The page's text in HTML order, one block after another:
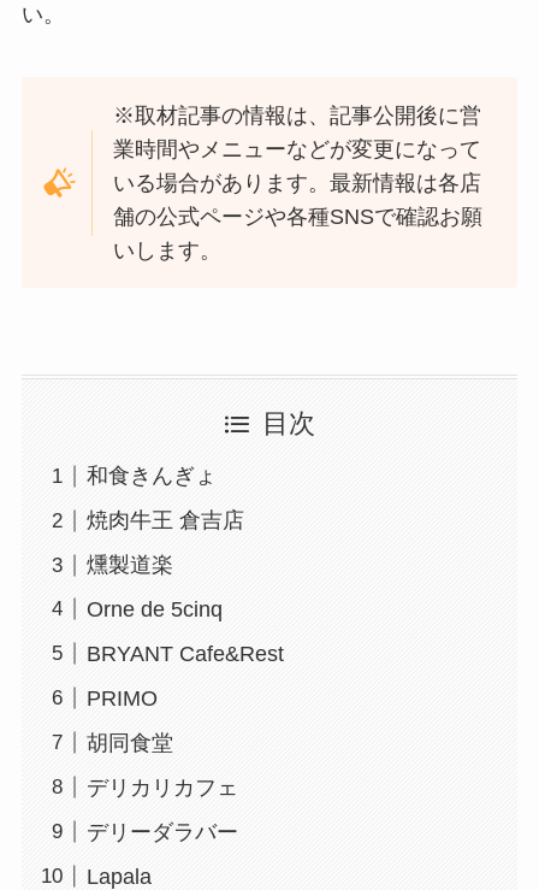
い。
※取材記事の情報は、記事公開後に営
業時間やメニューなどが変更になって
いる場合があります。最新情報は各店
舗の公式ページや各種SNSで確認お願
いします。
目次
和食きんぎょ
焼肉牛王 倉吉店
燻製道楽
Orne de 5cinq
BRYANT Cafe&Rest
PRIMO
胡同食堂
デリカリカフェ
デリーダラバー
Lapala